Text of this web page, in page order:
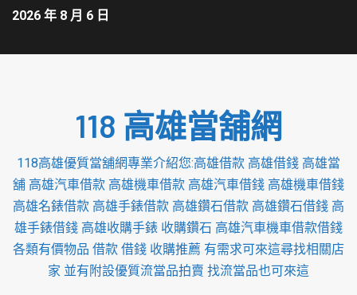
2026 年 8 月 6 日
118 高雄當舖網
118高雄優質當舖網專業介紹您:高雄借款 高雄借錢 高雄當
舖 高雄汽車借款 高雄機車借款 高雄汽車借錢 高雄機車借錢
高雄名錶借款 高雄手錶借款 高雄鑽石借款 高雄鑽石借錢 高
雄手錶借錢 高雄收購手錶 收購鑽石 高雄汽車機車借款借錢
各類有價物品 借款 借錢 收購推薦 有需求可來這尋找相關店
家 並有附設優質流當品拍賣 找流當品也可來這